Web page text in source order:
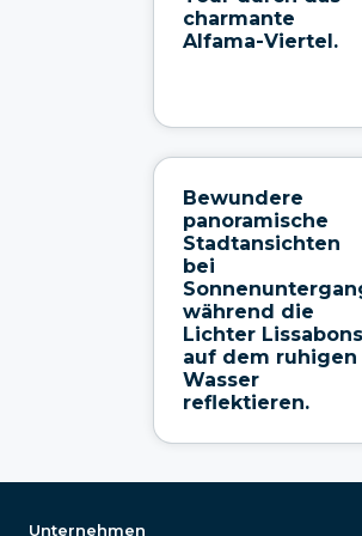
charmante
Alfama-Viertel.
Bewundere
panoramische
Stadtansichten
bei
während die
Lichter Lissabons
auf dem ruhigen
Wasser
reflektieren.
Unternehmen